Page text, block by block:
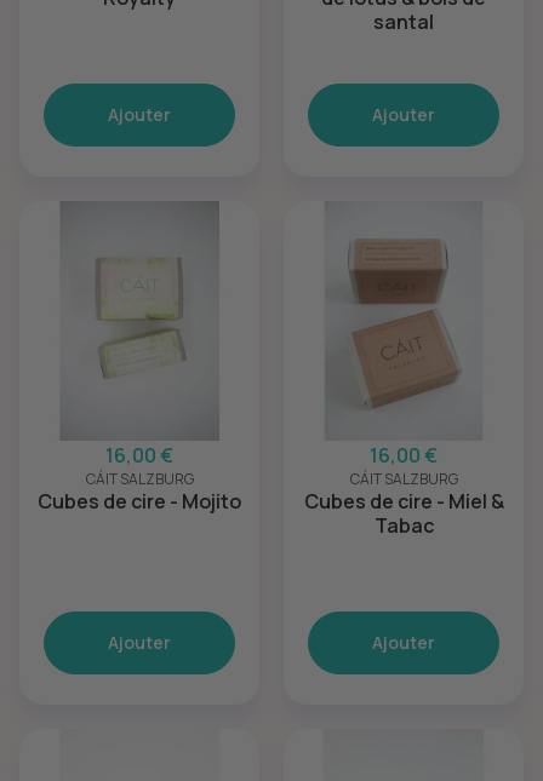
Ajouter
santal
Ajouter
16,00 €
CÁIT SALZBURG
Cubes de cire - Mojito
Ajouter
16,00 €
CÁIT SALZBURG
Cubes de cire - Miel &
Tabac
Ajouter